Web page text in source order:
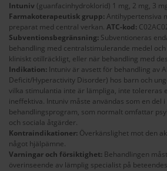
Intuniv (guanfacinhydroklorid) 1 mg, 2 mg, 3
Farmakoterapeutisk grupp: Antihypertensiva
preparat med central verkan. ATC-kod:
Subventionsbegränsning: Subventioneras
behandling med centralstimulerande medel
kliniskt otillräckligt, eller när behandling med
Indikation: Intuniv är avsett för behandling av
Deficit/Hyperactivity Disorder) hos barn och
vilka stimulantia inte är lämpliga, inte tolereras
ineffektiva. Intuniv måste användas som en del
behandlingsprogram, som normalt omfattar
och sociala åtgärder.
Kontraindikationer: Överkänslighet mot den
något hjälpämne.
Varningar och försiktighet: Behandlingen
överinseende av lämplig specialist på